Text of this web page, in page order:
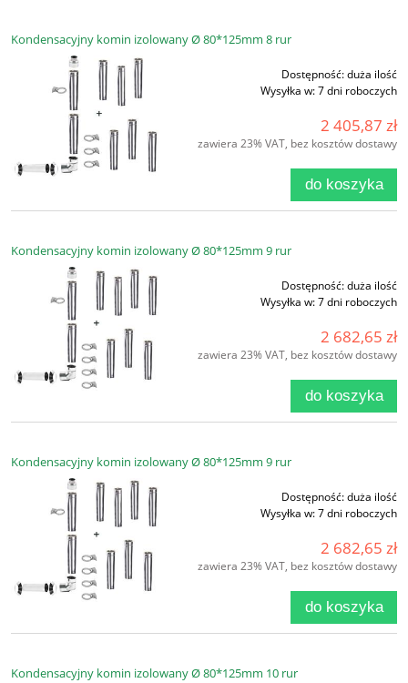
Kondensacyjny komin izolowany Ø 80*125mm 8 rur
Dostępność:duża ilość
Wysyłka w:7 dni roboczych
2 405,87 zł
zawiera 23% VAT, bez kosztów dostawy
do koszyka
Kondensacyjny komin izolowany Ø 80*125mm 9 rur
Dostępność:duża ilość
Wysyłka w:7 dni roboczych
2 682,65 zł
zawiera 23% VAT, bez kosztów dostawy
do koszyka
Kondensacyjny komin izolowany Ø 80*125mm 9 rur
Dostępność:duża ilość
Wysyłka w:7 dni roboczych
2 682,65 zł
zawiera 23% VAT, bez kosztów dostawy
do koszyka
Kondensacyjny komin izolowany Ø 80*125mm 10 rur